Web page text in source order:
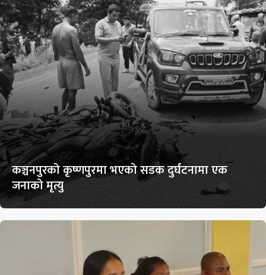
कञ्चनपुरको कृष्णपुरमा भएको सडक दुर्घटनामा एक
जनाको मृत्यु